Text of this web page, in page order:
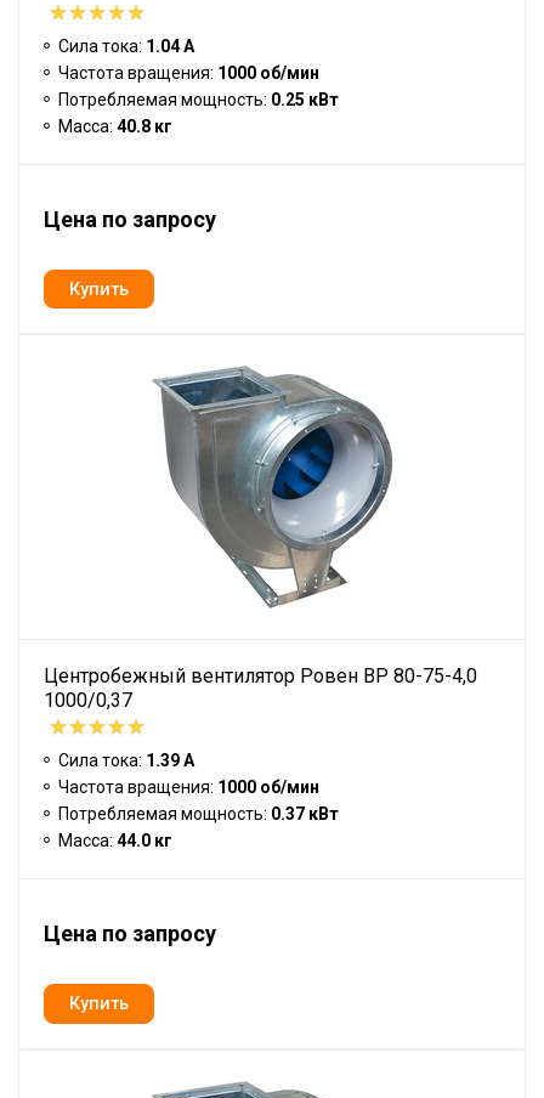
Сила тока: 1.04 А
Частота вращения: 1000 об/мин
Потребляемая мощность: 0.25 кВт
Масса: 40.8 кг
Цена по запросу
Центробежный вентилятор Ровен BP 80-75-4,0
1000/0,37
Сила тока: 1.39 А
Частота вращения: 1000 об/мин
Потребляемая мощность: 0.37 кВт
Масса: 44.0 кг
Цена по запросу